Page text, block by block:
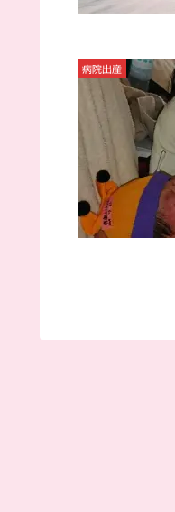
病院出産